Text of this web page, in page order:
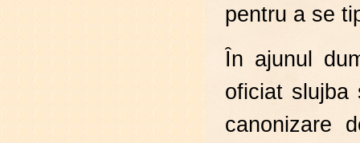
pentru a se
În ajunul
oficiat slujba
canonizare